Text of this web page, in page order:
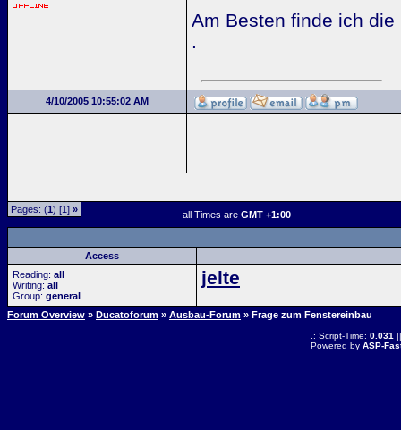
Am Besten finde ich
.
4/10/2005 10:55:02 AM
Pages: (1) [1] » all Times are GMT +1:00
Access
Reading: all
Writing: all
Group: general
jelte
Forum Overview » Ducatoforum » Ausbau-Forum » Frage zum Fenstereinbau
.: Script-Time: 0.031
Powered by ASP-